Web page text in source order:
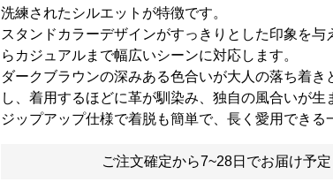
洗練されたシルエットが特徴です。
スタンドカラーデザインがすっきりとした印象を与
らカジュアルまで幅広いシーンに対応します。
ダークブラウンの深みある色合いが大人の落ち着き
し、着用するほどに革が馴染み、独自の風合いが生
ジップアップ仕様で着脱も簡単で、長く愛用できる
ご注文確定から7~28日でお届け予定